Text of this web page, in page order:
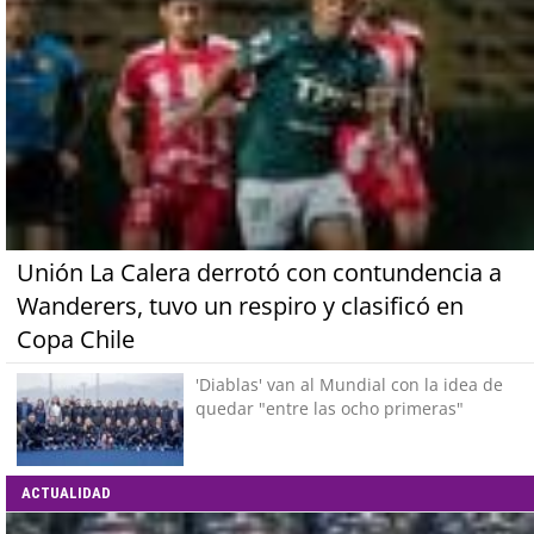
Unión La Calera derrotó con contundencia a
Wanderers, tuvo un respiro y clasificó en
Copa Chile
'Diablas' van al Mundial con la idea de
quedar "entre las ocho primeras"
ACTUALIDAD